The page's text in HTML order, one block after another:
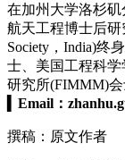
在加州大学洛杉
航天工程博士后研
Society，India)终
士、美国工程科学
研究所(FIMMM)会
Email：
撰稿：原文作者